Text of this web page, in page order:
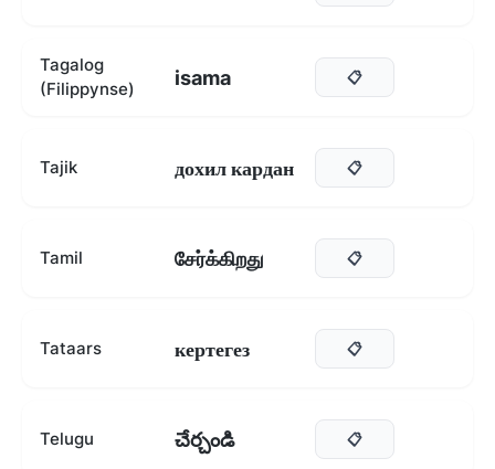
Tagalog
(Filippynse)
isama 📋
Tajik дохил кардан 📋
Tamil சேர்க்கிறது 📋
Tataars кертегез 📋
Telugu చేర్చండి 📋